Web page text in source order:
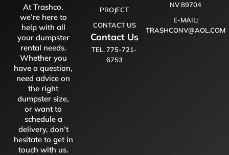
At Trashco,
we’re here to
help with all
your dumpster
rental needs.
Whether you
have a question,
need advice on
the right
dumpster size,
or want to
schedule a
delivery, don’t
hesitate to get in
touch with us.
PROJECT
CONTACT US
Contact Us
TEL. 775-721-
6753
NV 89704
E-MAIL:
TRASHCONV@AOL.COM